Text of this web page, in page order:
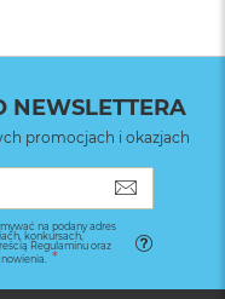
NEWSLETTERA
promocjach i okazjach
na podany adres
konkursach,
Regulaminu oraz